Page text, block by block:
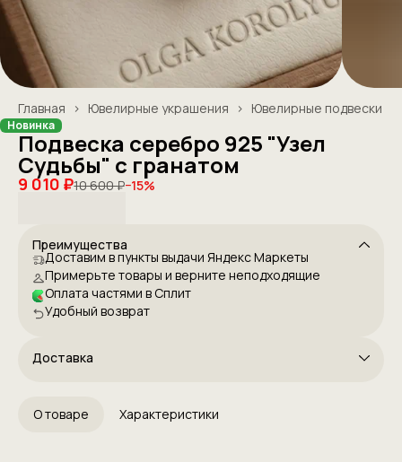
Ювелирные подвески
Ювелирные украшения ›
Главная ›
Новинка
Подвеска серебро 925 "Узел
Судьбы" с гранатом
9 010 ₽10 600 ₽−15%
Преимущества
Доставим в пункты выдачи Яндекс Маркеты
Примерьте товары и верните неподходящие
Оплата частями в Сплит
Удобный возврат
Доставка
О товаре Характеристики